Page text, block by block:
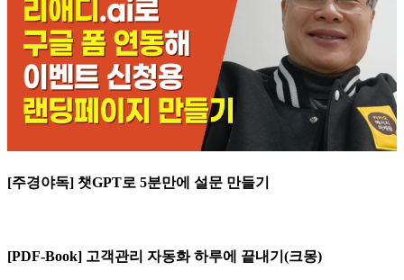
[주경야독] 챗GPT로 5분만에 설문 만들기
[PDF-Book] 고객관리 자동화 하루에 끝내기(크몽)